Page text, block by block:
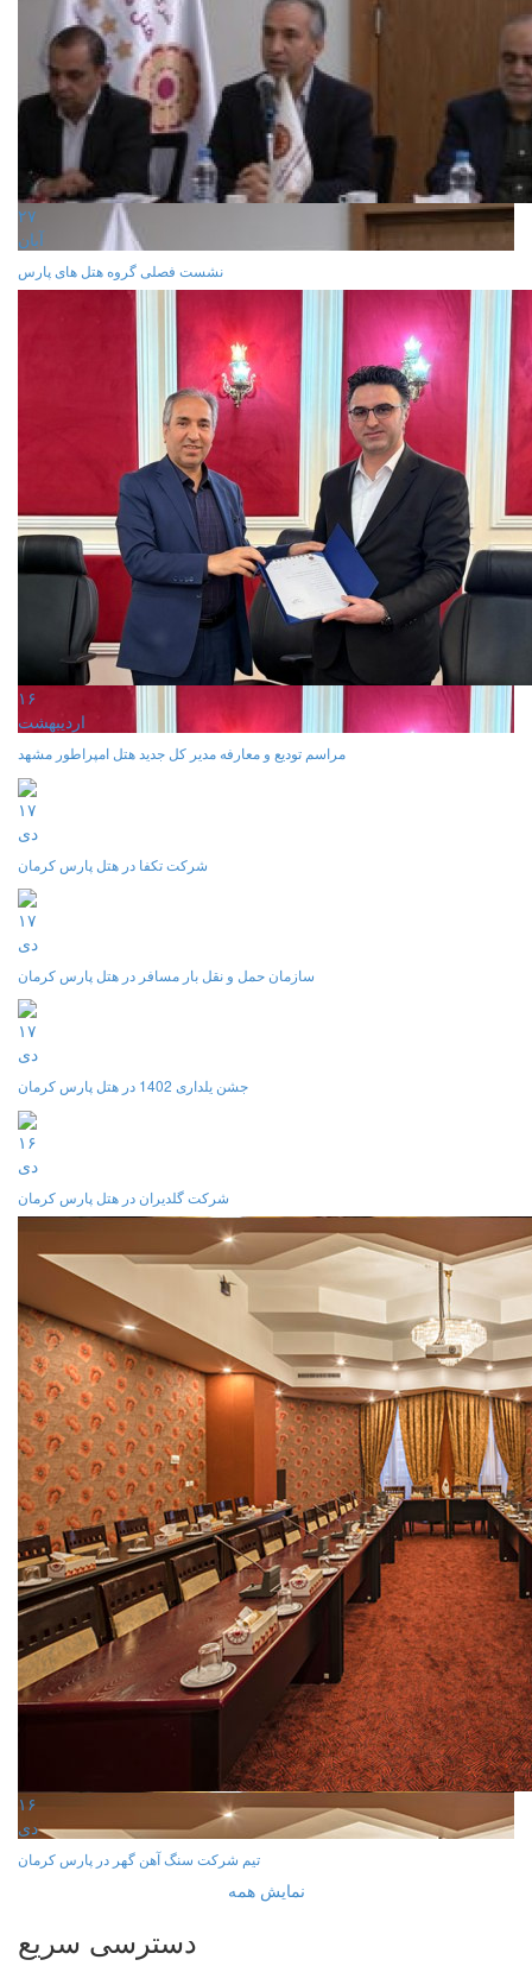
۲۷
آبان
نشست فصلی گروه هتل های پارس
۱۶
ارديبهشت
مراسم تودیع و معارفه مدیر کل جدید هتل امپراطور مشهد
۱۷
دی
شرکت تکفا در هتل پارس کرمان
۱۷
دی
سازمان حمل و نقل بار مسافر در هتل پارس کرمان
۱۷
دی
جشن یلداری 1402 در هتل پارس کرمان
۱۶
دی
شرکت گلدیران در هتل پارس کرمان
۱۶
دی
تیم شرکت سنگ آهن گهر در پارس کرمان
نمایش همه
دسترسی سریع